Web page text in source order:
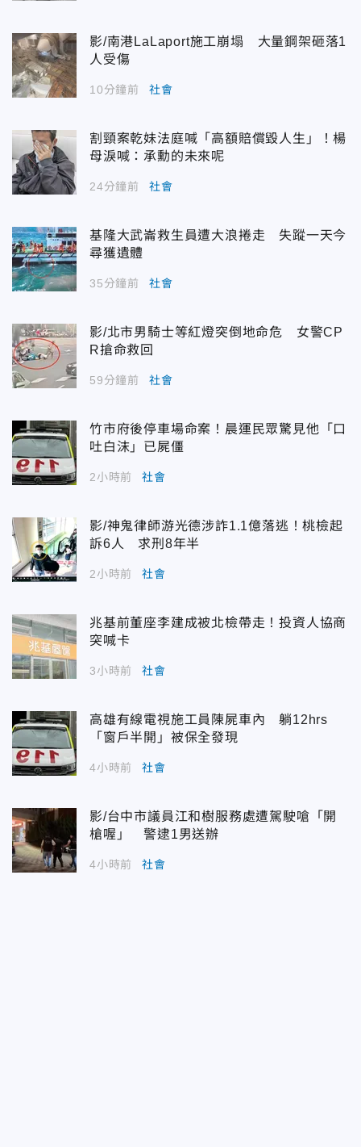
影/南港LaLaport施工崩塌 大量鋼架砸落1
人受傷
10分鐘前 社會
割頸案乾妹法庭喊「高額賠償毀人生」！楊
母淚喊：承勳的未來呢
24分鐘前 社會
基隆大武崙救生員遭大浪捲走 失蹤一天今
尋獲遺體
35分鐘前 社會
影/北市男騎士等紅燈突倒地命危 女警CP
R搶命救回
59分鐘前 社會
竹市府後停車場命案！晨運民眾驚見他「口
吐白沫」已屍僵
2小時前 社會
影/神鬼律師游光德涉詐1.1億落逃！桃檢起
訴6人 求刑8年半
2小時前 社會
兆基前董座李建成被北檢帶走！投資人協商
突喊卡
3小時前 社會
高雄有線電視施工員陳屍車內 躺12hrs
「窗戶半開」被保全發現
4小時前 社會
影/台中市議員江和樹服務處遭駕駛嗆「開
槍喔」 警逮1男送辦
4小時前 社會